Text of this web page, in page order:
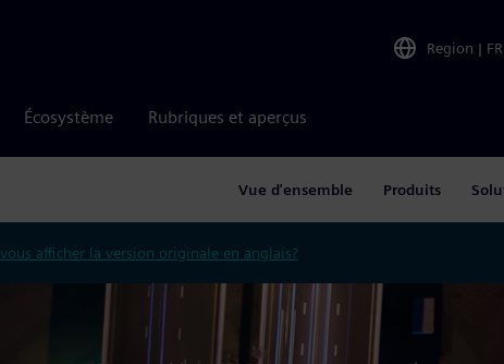
Region | FR
Écosystème Rubriques et aperçus
Vue d'ensemble Produits
afficher la version originale en anglais?